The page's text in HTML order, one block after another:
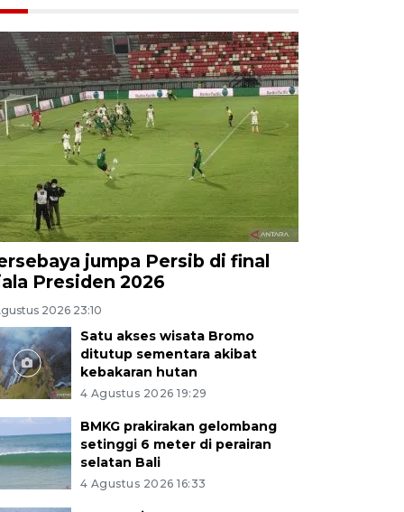
jumpa Persib di final
Presiden 2026
2026 23:10
Satu akses wisata Bromo
ditutup sementara akibat
kebakaran hutan
4 Agustus 2026 19:29
BMKG prakirakan gelombang
setinggi 6 meter di perairan
selatan Bali
4 Agustus 2026 16:33